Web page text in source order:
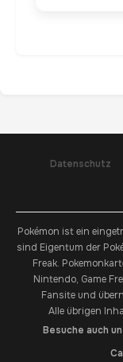
Datenschutz
Pokémon ist ein
sind Eigentum der
Freak.
Nintendo, Game
Fansite und
Alle übrigen
Besuche auch